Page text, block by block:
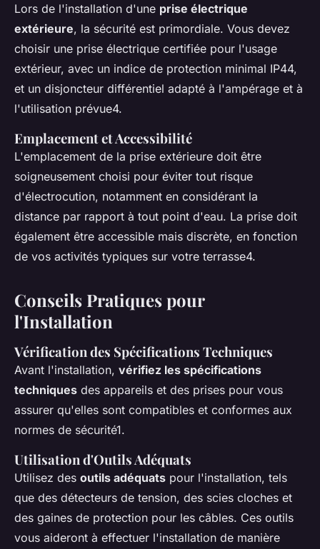
Lors de l'installation d'une prise électrique
extérieure, la sécurité est primordiale. Vous devez
choisir une prise électrique certifiée pour l'usage
extérieur, avec un indice de protection minimal IP44,
et un disjoncteur différentiel adapté à l'ampérage et à
l'utilisation prévue4.
Emplacement et Accessibilité
L'emplacement de la prise extérieure doit être
soigneusement choisi pour éviter tout risque
d'électrocution, notamment en considérant la
distance par rapport à tout point d'eau. La prise doit
également être accessible mais discrète, en fonction
de vos activités typiques sur votre terrasse4.
Conseils Pratiques pour
l'Installation
Vérification des Spécifications Techniques
Avant l'installation, vérifiez les spécifications
techniques des appareils et des prises pour vous
assurer qu'elles sont compatibles et conformes aux
normes de sécurité1.
Utilisation d'Outils Adéquats
Utilisez des outils adéquats pour l'installation, tels
que des détecteurs de tension, des scies cloches et
des gaines de protection pour les câbles. Ces outils
vous aideront à effectuer l'installation de manière